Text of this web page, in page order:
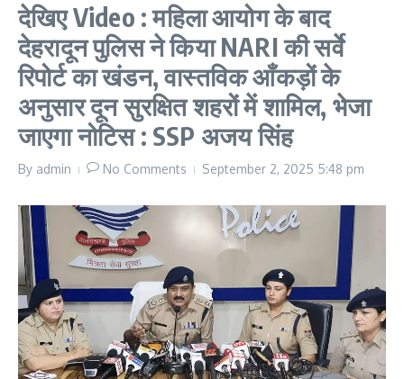
देखिए Video : महिला आयोग के बाद
देहरादून पुलिस ने किया NARI की सर्वे
रिपोर्ट का खंडन, वास्तविक आँकड़ों के
अनुसार दून सुरक्षित शहरों में शामिल, भेजा
जाएगा नोटिस : SSP अजय सिंह
By admin No Comments September 2, 2025 5:48 pm